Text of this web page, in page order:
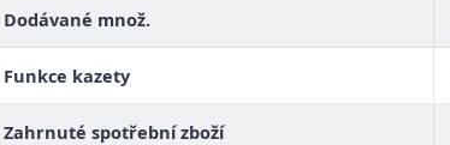
Dodávané množ.
Funkce kazety
Zahrnuté spotřební zboží